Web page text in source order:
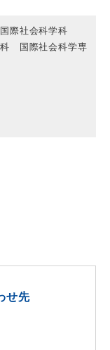
際社会科学科
科 国際社会科学専
せ先